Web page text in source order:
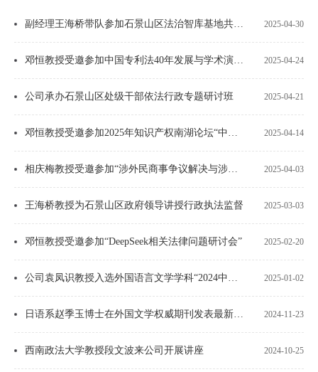
2025-04-30
2025-04-24
2025-04-21
公司承办石景山区处级干部依法行政专题研讨班
2025-04-14
2025-04-03
2025-03-03
王海桥教授为石景山区政府领导讲授行政执法监督
2025-02-20
邓恒教授受邀参加“DeepSeek相关法律问题研讨会”
2025-01-02
2024-11-23
2024-10-25
西南政法大学教授段文波来公司开展讲座